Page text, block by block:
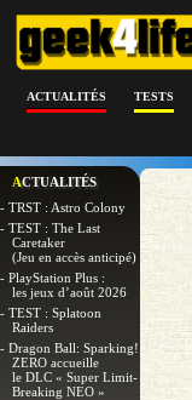
ACTUALITÉS TESTS
ACTUALITÉS
- TRST : Astro Colony
- TEST : The Last
Caretaker
(Jeu en accès anticipé)
- PlayStation Plus :
les jeux d’août 2026
- TEST : Splatoon
Raiders
- Dragon Ball: Sparking!
ZERO accueille
le DLC « Super Limit-
Breaking NEO »